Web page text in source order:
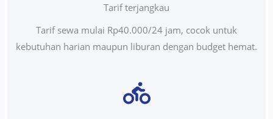
Tarif terjangkau
Tarif sewa mulai Rp40.000/24 jam, cocok untuk
kebutuhan harian maupun liburan dengan budget hemat.